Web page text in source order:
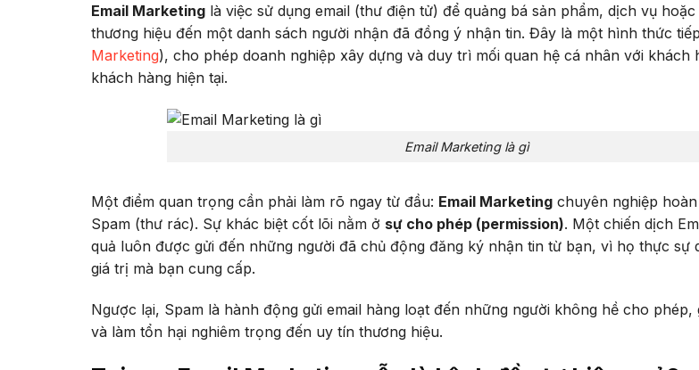
Email Marketing là việc sử dụng email (thư điện tử) để quảng bá sản phẩm, dịch vụ
thương hiệu đến một danh sách người nhận đã đồng ý nhận tin. Đây là một hình thức
Marketing), cho phép doanh nghiệp xây dựng và duy trì mối quan hệ cá nhân với khách
khách hàng hiện tại.
Email Marketing là gì
Một điểm quan trọng cần phải làm rõ ngay từ đầu: Email Marketing chuyên nghiệp
Spam (thư rác). Sự khác biệt cốt lõi nằm ở sự cho phép (permission). Một chiến dịch
quả luôn được gửi đến những người đã chủ động đăng ký nhận tin từ bạn, vì họ thực sự
giá trị mà bạn cung cấp.
Ngược lại, Spam là hành động gửi email hàng loạt đến những người không hề cho phép,
và làm tổn hại nghiêm trọng đến uy tín thương hiệu.